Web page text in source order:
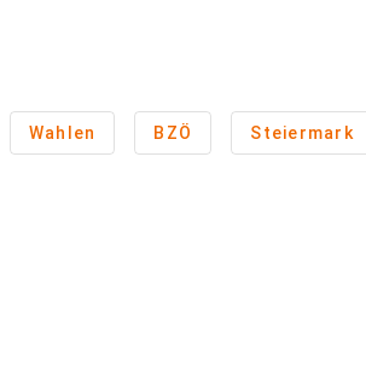
Wahlen BZÖ Steiermark